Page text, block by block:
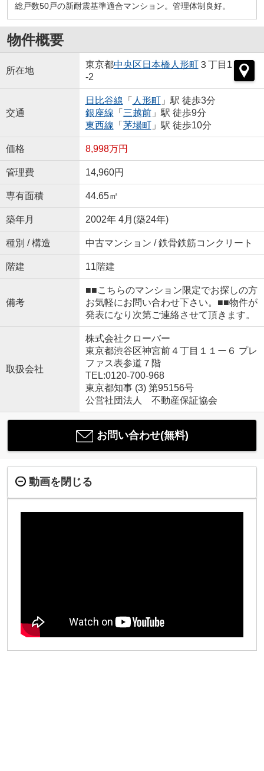
総戸数50戸の新耐震基準適合マンション。管理体制良好。
物件概要
所在地
東京都中央区 日本橋人形町３丁目1
-2
交通
日比谷線 「 人形町」駅 徒歩3分
銀座線 「 三越前」駅 徒歩9分
東西線 「 茅場町」駅 徒歩10分
価格 8,998万円
管理費 14,960円
専有面積 44.65㎡
築年月 2002年 4月(築24年)
種別 / 構造 中古マンション / 鉄骨鉄筋コンクリート
階建 11階建
備考
■■こちらのマンション限定でお探しの方
お気軽にお問い合わせ下さい。■■物件が
発表になり次第ご連絡させて頂きます。
取扱会社
株式会社クローバー
東京都渋谷区神宮前４丁目１１ー６ プレ
ファス表参道７階
TEL:0120-700-968
東京都知事 (3) 第95156号
公営社団法人 不動産保証協会
お問い合わせ(無料)
動画を閉じる